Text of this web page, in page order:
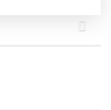
Next